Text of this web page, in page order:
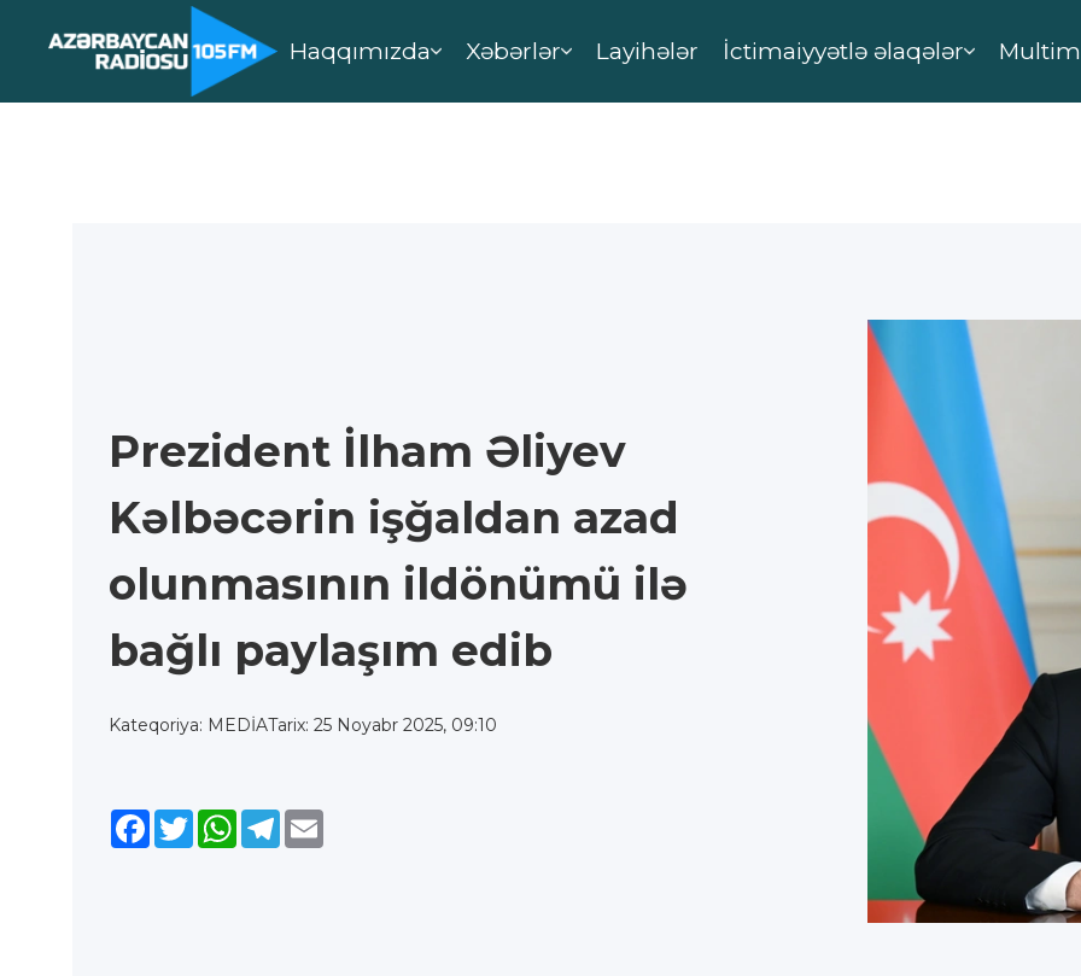
Haqqımızda Xəbərlər Layihələr İctimaiyyətlə əlaqələr
Prezident İlham Əliyev
Kəlbəcərin işğaldan azad
olunmasının ildönümü ilə
bağlı paylaşım edib
Kateqoriya: MEDİATarix: 25 Noyabr 2025, 09:10
Facebook
TwitterWhatsApp
Telegram